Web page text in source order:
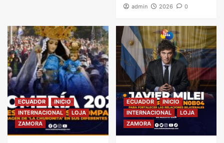
admin 2026 0
ECUADOR
INICIO
INTERNACIONAL
LOJA
ZAMORA
ECUADOR
INICIO
INTERNACIONAL
LOJA
ZAMORA